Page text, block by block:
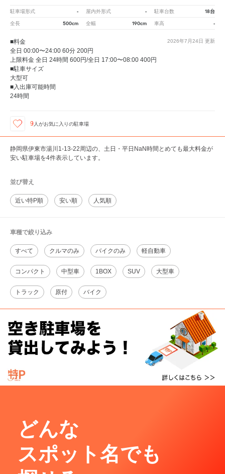
駐車場形式 - 屋内外形式 - 駐車台数 18台
全長 500cm 全幅 190cm 車高 -
2026年7月24日 更新
■料金
全日 00:00〜24:00 60分 200円
上限料金 全日 24時間 600円/全日 17:00〜08:00 400円
■駐車サイズ
大型可
■入出庫可能時間
24時間
9 人がお気に入りの駐車場
静岡県伊東市湯川1-13-22周辺の、土日・平日NaN時間とめても最大料金が
安い駐車場を4件表示しています。
並び替え
近い特P順 安い順 人気順
車種で絞り込み
すべて クルマのみ バイクのみ 軽自動車
コンパクト 中型車 1BOX SUV 大型車
トラック 原付 バイク
どんな
スポット名でも